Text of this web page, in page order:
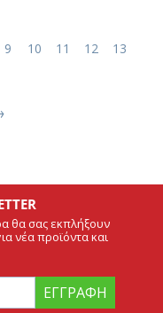
9 10 11 12
13
θα σας εκπλήξουν
νέα προϊόντα και
ΕΓΓΡΑΦΉ